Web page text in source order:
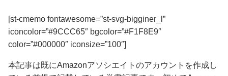
[st-cmemo fontawesome=”st-svg-bigginer_l”
iconcolor=”#9CCC65″ bgcolor=”#F1F8E9″
color=”#000000″ iconsize=”100″]
本記事は既にAmazonアソシエイトのアカウントを作成し